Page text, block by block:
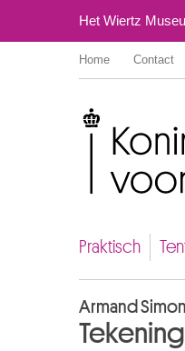
Het Wiertz
Home Contact
Praktisch
Armand Simon